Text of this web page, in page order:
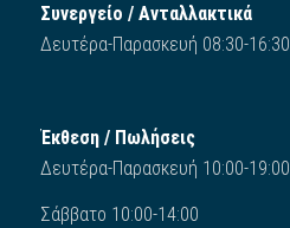
Συνεργείο / Ανταλλακτικά
Δευτέρα-Παρασκευή 08:30-16:30
Έκθεση / Πωλήσεις
Δευτέρα-Παρασκευή 10:00-19:00
Σάββατο 10:00-14:00